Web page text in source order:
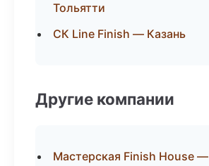
Тольятти
СК Line Finish — Казань
Другие компании
Мастерская Finish House —